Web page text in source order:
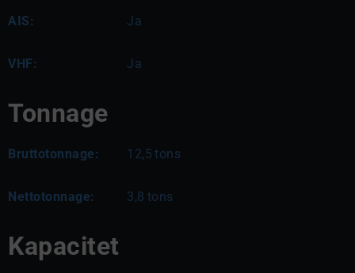
AIS: Ja
VHF: Ja
Tonnage
Bruttotonnage: 12,5 tons
Nettotonnage: 3,8 tons
Kapacitet